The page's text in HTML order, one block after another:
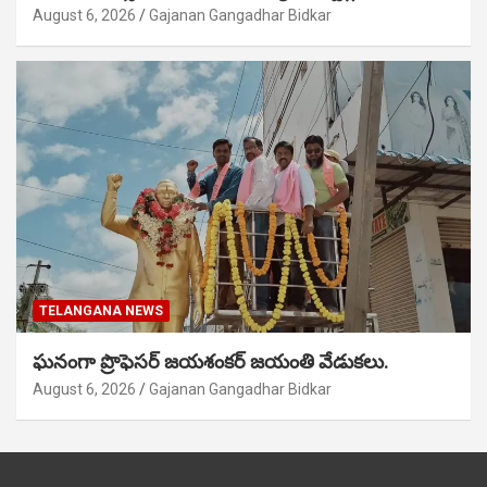
August 6, 2026 Gajanan Gangadhar Bidkar
TELANGANA NEWS
ఘనంగా ప్రొఫెసర్ జయశంకర్ జయంతి వేడుకలు.
August 6, 2026 Gajanan Gangadhar Bidkar